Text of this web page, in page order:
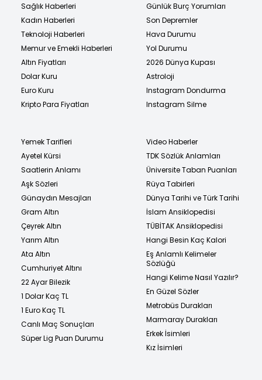
Sağlık Haberleri
Kadın Haberleri
Teknoloji Haberleri
Memur ve Emekli Haberleri
Altın Fiyatları
Dolar Kuru
Euro Kuru
Kripto Para Fiyatları
Günlük Burç Yorumları
Son Depremler
Hava Durumu
Yol Durumu
2026 Dünya Kupası
Astroloji
Instagram Dondurma
Instagram Silme
Yemek Tarifleri
Ayetel Kürsi
Saatlerin Anlamı
Aşk Sözleri
Günaydın Mesajları
Gram Altın
Çeyrek Altın
Yarım Altın
Ata Altın
Cumhuriyet Altını
22 Ayar Bilezik
1 Dolar Kaç TL
1 Euro Kaç TL
Canlı Maç Sonuçları
Süper Lig Puan Durumu
Video Haberler
TDK Sözlük Anlamları
Üniversite Taban Puanları
Rüya Tabirleri
Dünya Tarihi ve Türk Tarihi
İslam Ansiklopedisi
TÜBİTAK Ansiklopedisi
Hangi Besin Kaç Kalori
Eş Anlamlı Kelimeler
Sözlüğü
Hangi Kelime Nasıl Yazılır?
En Güzel Sözler
Metrobüs Durakları
Marmaray Durakları
Erkek İsimleri
Kız İsimleri